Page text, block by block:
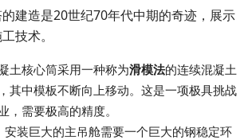
建造是20世纪70年代中期的奇迹，展示
技术。
土核心筒采用一种称为滑模法的连续混凝土
其中模板不断向上移动。这是一项极具挑战
，需要极高的精度。
安装巨大的主吊舱需要一个巨大的钢稳定环